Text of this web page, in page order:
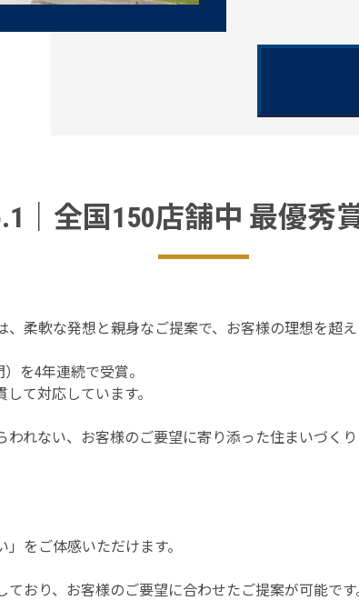
｜全国150店舗中 最優秀
柔軟な発想と親身なご提案で、お客様の理想を超え
を4年連続で受賞。
て対応しています。
れない、お客様のご要望に寄り添った住まいづくり
をご体感いただけます。
おり、お客様のご要望に合わせたご提案が可能で